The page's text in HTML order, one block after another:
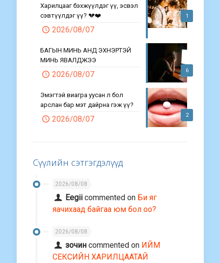
1
Харилцааг бэхжүүлдэг үү, эсвэл
сэвтүүлдэг үү? 💔❤️
2026/08/07
6
БАГЫН МИНЬ АНД ЭХНЭРТЭЙ
МИНЬ ЯВАЛДЖЭЭ
2026/08/07
2
Эмэгтэй виагра уусан л бол
арслан бар мэт дайрна гэж үү?
2026/08/07
Сүүлийн сэтгэгдэлүүд
2026/08/08
Eegii commented on Би яг
яачихаад байгаа юм бол оо?
2026/08/08
зочин commented on ИЙМ
СЕКСИЙН ХАРИЛЦААТАЙ